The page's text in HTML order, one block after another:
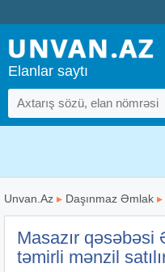
Elanlar saytı
Unvan.Az ▸ Daşınmaz Əmlak ▸
Masazır
təmirli mənzil